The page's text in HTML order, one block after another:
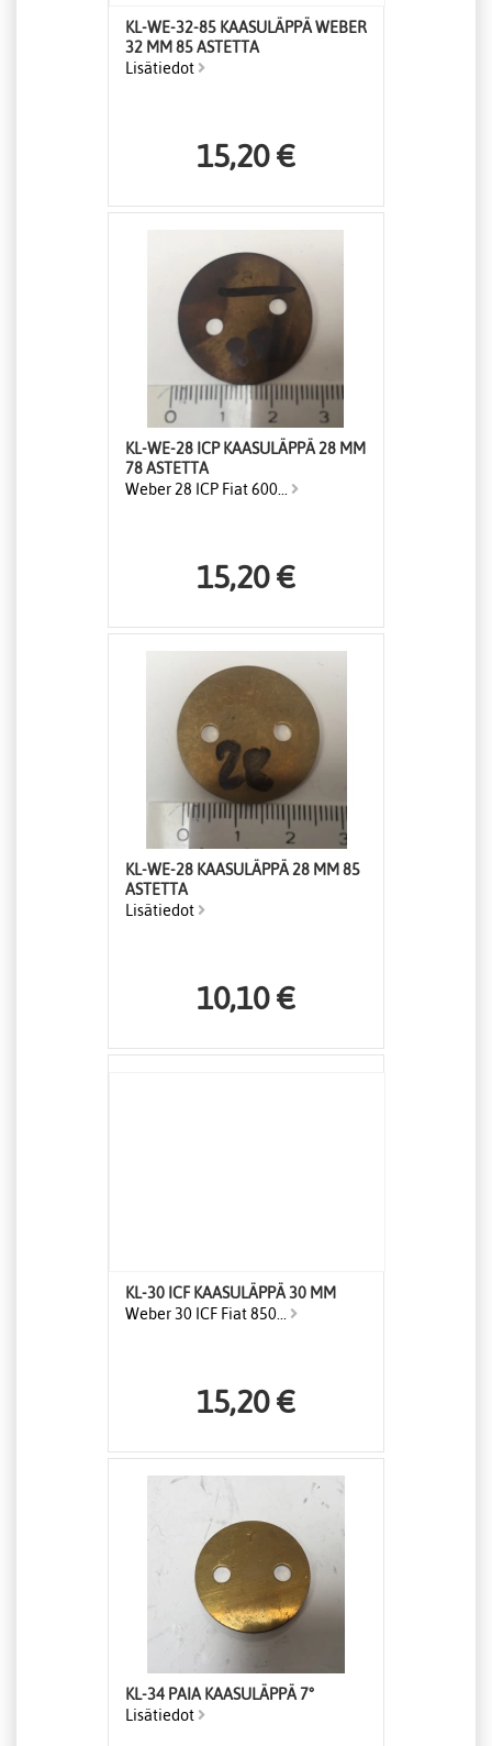
KL-WE-32-85 KAASULÄPPÄ WEBER
32 MM 85 ASTETTA
Lisätiedot
15,20 €
KL-WE-28 ICP KAASULÄPPÄ 28 MM
78 ASTETTA
Weber 28 ICP Fiat 600...
15,20 €
KL-WE-28 KAASULÄPPÄ 28 MM 85
ASTETTA
Lisätiedot
10,10 €
KL-30 ICF KAASULÄPPÄ 30 MM
Weber 30 ICF Fiat 850...
15,20 €
KL-34 PAIA KAASULÄPPÄ 7°
Lisätiedot